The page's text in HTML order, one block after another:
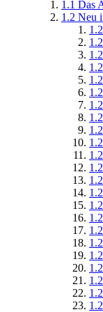
1.1 Das
1.2 Neu